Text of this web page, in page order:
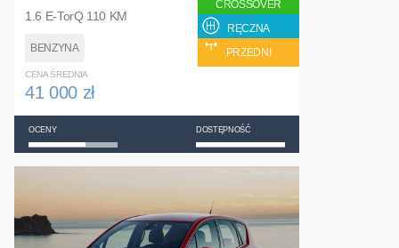
1.6 E-TorQ 110 KM
BENZYNA
CROSSOVER
RĘCZNA
PRZEDNI
CENA ŚREDNIA
41 000 zł
OCENY DOSTĘPNOŚĆ